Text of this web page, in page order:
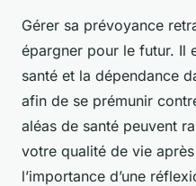
Gérer sa prévoyance
épargner pour le futur. Il
santé et la dépendance
afin de se prémunir
aléas de santé peuvent
votre qualité de vie
l’importance d’une